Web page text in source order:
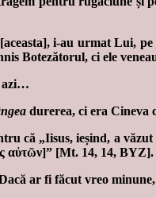
i-au urmat Lui, pe
Botezătorul, ci ele
azi…
durerea, ci era Cineva
că „Iisus, ieșind, a
αὐτῶν]” [Mt. 14, 14, BYZ].
ar fi făcut vreo